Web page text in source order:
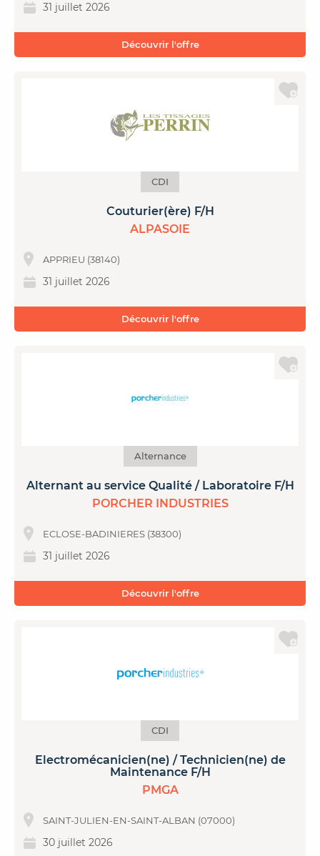
31 juillet 2026
Découvrir l'offre
CDI
Couturier(ère) F/H
ALPASOIE
APPRIEU (38140)
31 juillet 2026
Découvrir l'offre
Alternance
Alternant au service Qualité / Laboratoire F/H
PORCHER INDUSTRIES
ECLOSE-BADINIERES (38300)
31 juillet 2026
Découvrir l'offre
CDI
Electromécanicien(ne) / Technicien(ne) de
Maintenance F/H
PMGA
SAINT-JULIEN-EN-SAINT-ALBAN (07000)
30 juillet 2026